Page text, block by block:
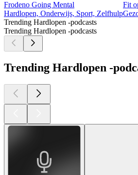
Frodeno Going Mental
Hardlopen, Onderwijs, Sport, Zelfhulp
Fit
Trending Hardlopen -podcasts
Trending Hardlopen -podcasts
Trending Hardlopen -